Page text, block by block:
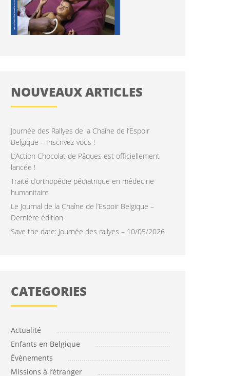
NOUVEAUX ARTICLES
Journée des Rallyes de la Chaîne de l’Espoir
Belgique – Inscrivez-vous !
L’Action Chocolat de Pâques est officiellement
lancée !
Traité d’orthopédie pédiatrique en médecine
humanitaire
Le Journal de la Chaîne de l’Espoir Belgique –
Dernière édition
Save the date: Journée des rallyes – 10/05/2026
CATÉGORIES
Actualité
Enfants en Belgique
Évènements
Missions à l’étranger